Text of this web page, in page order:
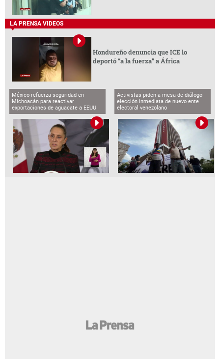
LA PRENSA VIDEOS
Hondureño denuncia que ICE lo
deportó “a la fuerza” a África
México refuerza seguridad en
Michoacán para reactivar
exportaciones de aguacate a EEUU
Activistas piden a mesa de diálogo
elección inmediata de nuevo ente
electoral venezolano